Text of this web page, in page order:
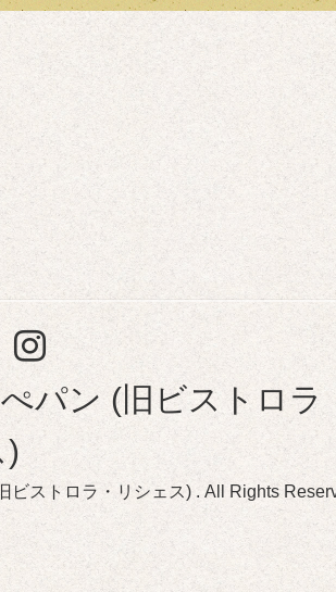
パン (旧ビストロラ
)
ビストロラ・リシェス) . All Rights